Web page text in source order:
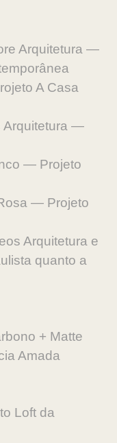
Arquitetura —
A Casa
Arquitetura —
— Projeto
— Projeto
Arquitetura e
quanto a
+ Matte
Amada
Loft da